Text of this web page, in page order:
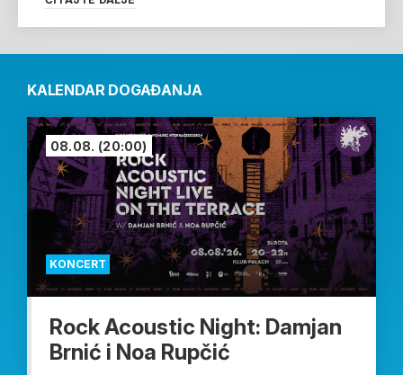
KALENDAR DOGAĐANJA
KONCERT
08.08. (20:00)
Rock Acoustic Night: Damjan
Brnić i Noa Rupčić